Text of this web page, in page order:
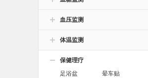
血压监测
体温监测
保健理疗
足浴盆
晕车贴